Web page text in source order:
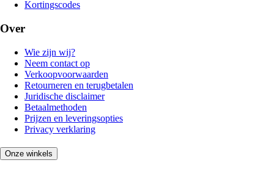
Kortingscodes
Over
Wie zijn wij?
Neem contact op
Verkoopvoorwaarden
Retourneren en terugbetalen
Juridische disclaimer
Betaalmethoden
Prijzen en leveringsopties
Privacy verklaring
Onze winkels